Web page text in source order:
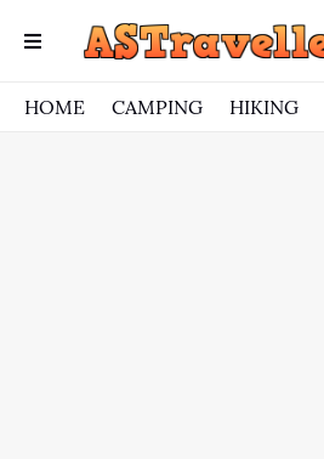
HOME CAMPING HIKING